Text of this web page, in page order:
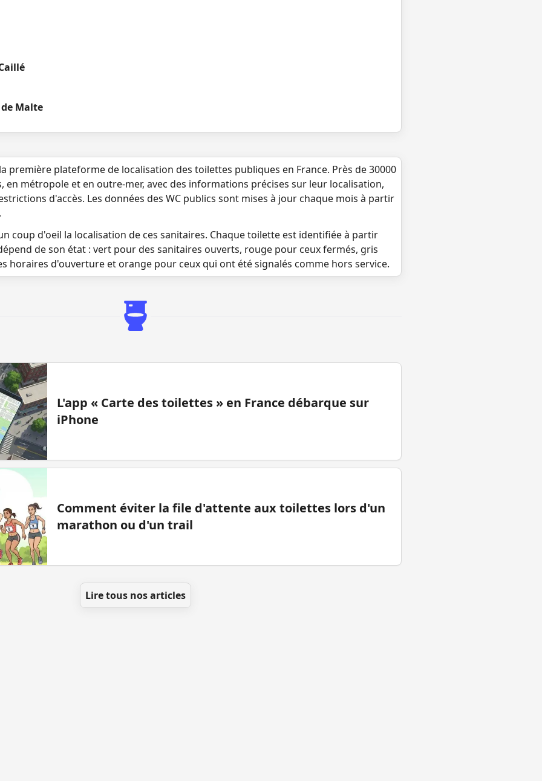
Malte
première plateforme de localisation des toilettes publiques en France. Près de 30000
en métropole et en outre-mer, avec des informations précises sur leur localisation,
d'accès. Les données des WC publics sont mises à jour chaque mois à partir
coup d'oeil la localisation de ces sanitaires. Chaque toilette est identifiée à partir
de son état : vert pour des sanitaires ouverts, rouge pour ceux fermés, gris
horaires d'ouverture et orange pour ceux qui ont été signalés comme hors service.
L'app « Carte des toilettes » en France débarque sur
iPhone
Comment éviter la file d'attente aux toilettes lors d'un
marathon ou d'un trail
Lire tous nos articles